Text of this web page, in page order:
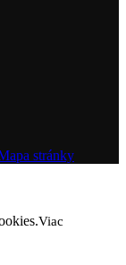
stránky
Viac